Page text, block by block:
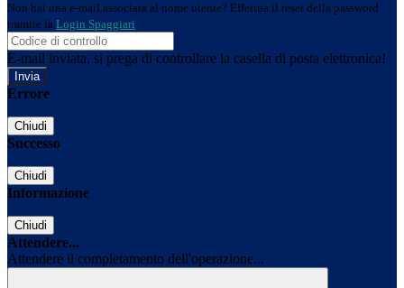
Non hai una e-mail associata al nome utente? Effettua il reset della password
tramite la Login Spaggiari
E-mail inviata, si prega di controllare la casella di posta elettronica!
Errore
Chiudi
Successo
Chiudi
Informazione
Chiudi
Attendere...
Attendere il completamento dell'operazione...